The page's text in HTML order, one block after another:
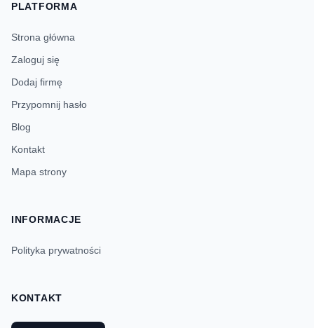
PLATFORMA
Strona główna
Zaloguj się
Dodaj firmę
Przypomnij hasło
Blog
Kontakt
Mapa strony
INFORMACJE
Polityka prywatności
KONTAKT